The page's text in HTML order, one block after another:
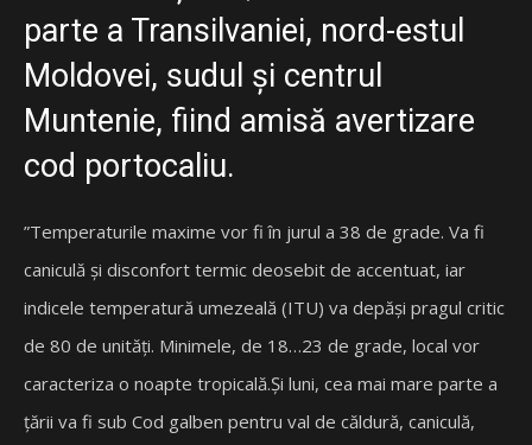
parte a Transilvaniei, nord-estul
Moldovei, sudul şi centrul
Muntenie, fiind amisă avertizare
cod portocaliu.
”Temperaturile maxime vor fi în jurul a 38 de grade. Va fi
caniculă şi disconfort termic deosebit de accentuat, iar
indicele temperatură umezeală (ITU) va depăşi pragul critic
de 80 de unităţi. Minimele, de 18…23 de grade, local vor
caracteriza o noapte tropicală.Şi luni, cea mai mare parte a
ţării va fi sub Cod galben pentru val de căldură, caniculă,